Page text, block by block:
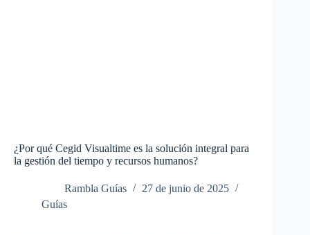
¿Por qué Cegid Visualtime es la solución integral para
la gestión del tiempo y recursos humanos?
Rambla Guías
27 de junio de 2025
Guías